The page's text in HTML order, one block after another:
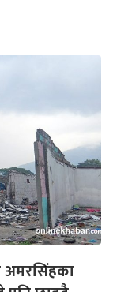
अमरसिंहका